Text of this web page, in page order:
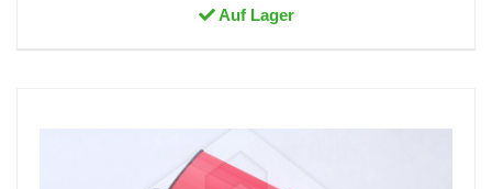
Auf Lager